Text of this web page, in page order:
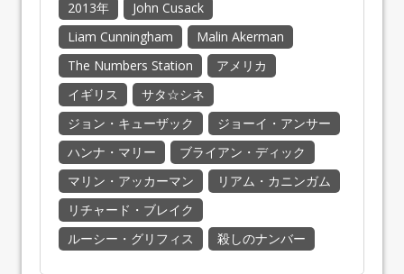
2013年
John Cusack
Liam Cunningham
Malin Akerman
The Numbers Station
アメリカ
イギリス
サタ☆シネ
ジョン・キューザック
ジョーイ・アンサー
ハンナ・マリー
ブライアン・ディック
マリン・アッカーマン
リアム・カニンガム
リチャード・ブレイク
ルーシー・グリフィス
殺しのナンバー